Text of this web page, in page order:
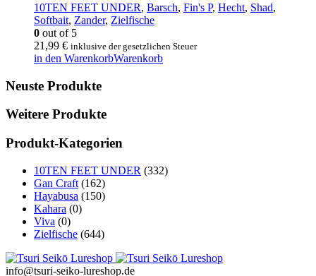
10TEN FEET UNDER, Barsch, Fin's P, Hecht, Shad,
Softbait, Zander, Zielfische
0 out of 5
21,99 € inklusive der gesetzlichen Steuer
in den WarenkorbWarenkorb
Neuste Produkte
Weitere Produkte
Produkt-Kategorien
10TEN FEET UNDER (332)
Gan Craft (162)
Hayabusa (150)
Kahara (0)
Viva (0)
Zielfische (644)
info@tsuri-seiko-lureshop.de